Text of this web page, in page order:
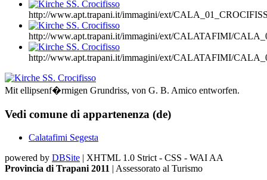
http://www.apt.trapani.it/immagini/ext/
http://www.apt.trapani.it/immagini/ext/CALATAFIMI/
http://www.apt.trapani.it/immagini/ext/CALATAFIMI/
Mit ellipsenf�rmigen Grundriss, von G. B. Amico entworfen.
Vedi comune di appartenenza (de)
Calatafimi Segesta
powered by DBSite | XHTML 1.0 Strict - CSS - WAI AA
Provincia di Trapani 2011 | Assessorato al Turismo